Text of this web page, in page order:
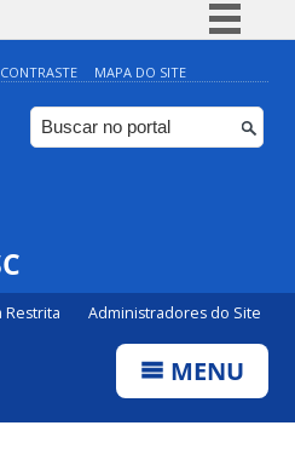
Simplifique!
Comunica BR
Participe
MAPA DO SITE
Restrita Administradores do Site
MENU